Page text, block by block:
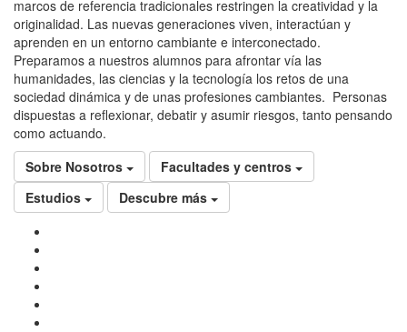
marcos de referencia tradicionales restringen la creatividad y la
originalidad. Las nuevas generaciones viven, interactúan y
aprenden en un entorno cambiante e interconectado.
Preparamos a nuestros alumnos para afrontar vía las
humanidades, las ciencias y la tecnología los retos de una
sociedad dinámica y de unas profesiones cambiantes. Personas
dispuestas a reflexionar, debatir y asumir riesgos, tanto pensando
como actuando.
Sobre Nosotros
Facultades y centros
Estudios
Descubre más